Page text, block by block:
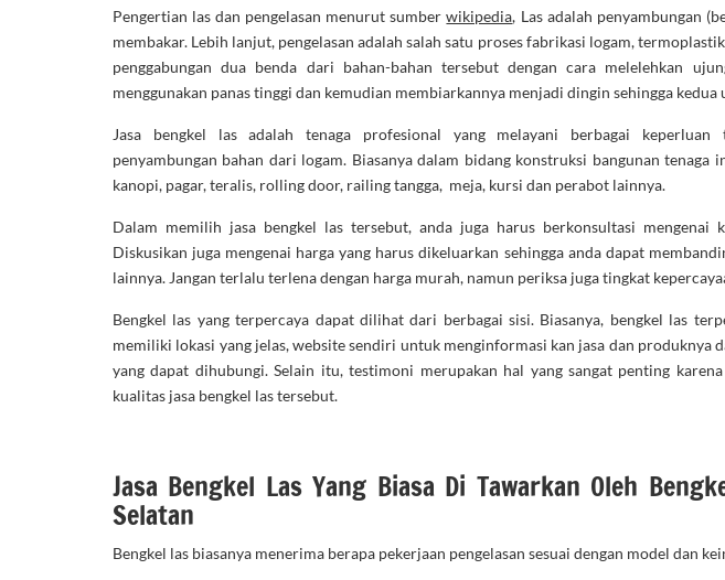
Pengertian las dan pengelasan menurut sumberwikipedia, Las adalah penyambungan
membakar. Lebih lanjut, pengelasan adalah salah satu proses fabrikasi logam,
penggabungan dua benda dari bahan-bahan tersebut dengan cara melelehkan
menggunakan panas tinggi dan kemudian membiarkannya menjadi dingin sehingga
Jasa bengkel las adalah tenaga profesional yang melayani berbagai keperluan
penyambungan bahan dari logam. Biasanya dalam bidang konstruksi bangunan tenaga
kanopi, pagar, teralis, rolling door, railing tangga, meja, kursi dan perabot lainnya.
Dalam memilih jasa bengkel las tersebut, anda juga harus berkonsultasi mengenai
Diskusikan juga mengenai harga yang harus dikeluarkan sehingga anda dapat
lainnya. Jangan terlalu terlena dengan harga murah, namun periksa juga tingkat
Bengkel las yang terpercaya dapat dilihat dari berbagai sisi. Biasanya, bengkel las
memiliki lokasi yang jelas, website sendiri untuk menginformasi kan jasa dan produknya
yang dapat dihubungi. Selain itu, testimoni merupakan hal yang sangat penting
kualitas jasa bengkel las tersebut.
Jasa Bengkel Las Yang Biasa Di Tawarkan Oleh
Selatan
Bengkel las biasanya menerima berapa pekerjaan pengelasan sesuai dengan model dan